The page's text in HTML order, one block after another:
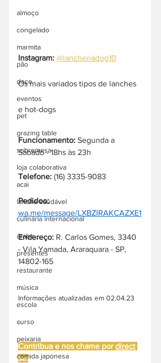
almoço
congelado
marmita
pão
doce
eventos
pet
grazing table
sobremesa
loja colaborativa
acai
lanche saudável
culinária internacional
árabe
presentes
restaurante
música
escola
curso
peixaria
comida japonesa
Instagram: @lancheriadog10
Os mais variados tipos de lanches
e hot-dogs
Funcionamento: Segunda a
Sábado - 18hs às 23h
Telefone: (16) 3335-9083
Pedidoo:
wa.me/message/LXBZIRAKCAZXE1
Endereço: R. Carlos Gomes, 3340
- Vila Yamada, Araraquara - SP,
14802-165
Informações atualizadas em 02.04.23
-
Contribua e nos chame por direct
se: